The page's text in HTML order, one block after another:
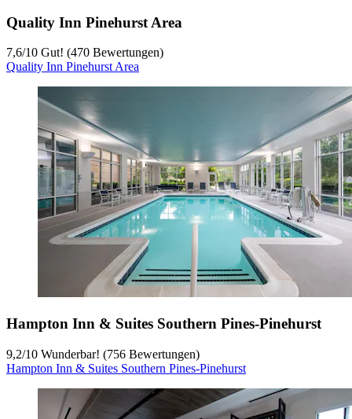
Quality Inn Pinehurst Area
7,6/10 Gut! (470 Bewertungen)
Quality Inn Pinehurst Area
Hampton Inn & Suites Southern Pines-Pinehurst
9,2/10 Wunderbar! (756 Bewertungen)
Hampton Inn & Suites Southern Pines-Pinehurst